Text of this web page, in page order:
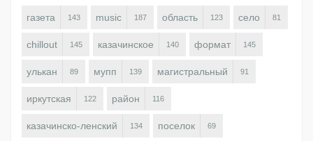
газета 143 music 187 область 123 село 81
chillout 145 казачинское 140 формат 145
улькан 89 мупп 139 магистральный 91
иркутская 122 район 116
казачинско-ленский 134 поселок 69